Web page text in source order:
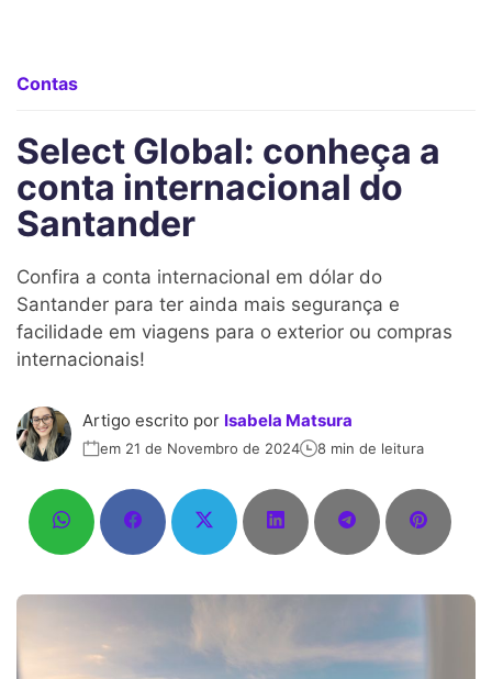
Contas
Select Global: conheça a
conta internacional do
Santander
Confira a conta internacional em dólar do
Santander para ter ainda mais segurança e
facilidade em viagens para o exterior ou compras
internacionais!
Artigo escrito por Isabela Matsura
em 21 de Novembro de 2024 8 min de leitura